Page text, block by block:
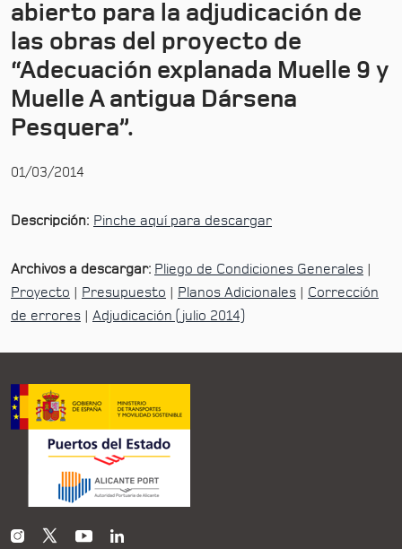
abierto para la adjudicación de
las obras del proyecto de
“Adecuación explanada Muelle 9 y
Muelle A antigua Dársena
Pesquera”.
01/03/2014
Descripción: Pinche aquí para descargar
Archivos a descargar: Pliego de Condiciones Generales
Proyecto
Presupuesto Planos Adicionales
Corrección
de errores
Adjudicación (julio 2014)